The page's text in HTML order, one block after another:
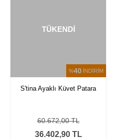
%40 İNDİRİM
TÜKENDİ
S'tina Ayaklı Küvet Patara
36.402,90 TL
60.672,00 TL